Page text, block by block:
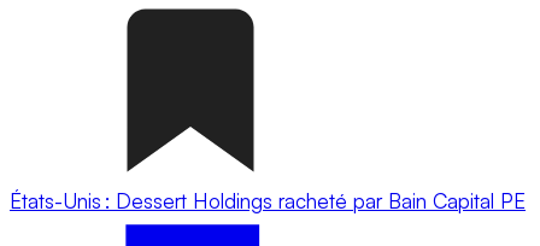
États-Unis : Dessert Holdings racheté par Bain Capital PE